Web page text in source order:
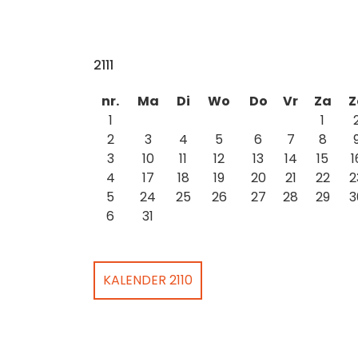
2111
nr.
Ma Di Wo Do Vr Za
1
1
2
3 4 5 6 7 8
3
10 11 12 13 14 15
4
17 18 19 20 21 22
5
24 25 26 27 28 29
6
31
KALENDER 2110